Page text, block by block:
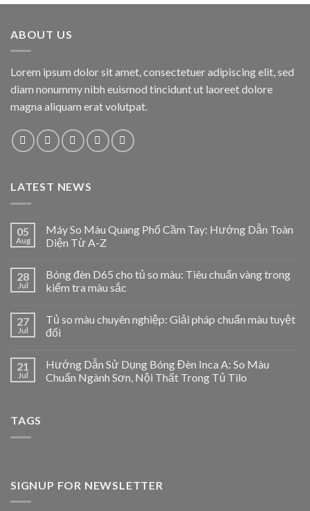
ABOUT US
Lorem ipsum dolor sit amet, consectetuer adipiscing elit, sed
diam nonummy nibh euismod tincidunt ut laoreet dolore
magna aliquam erat volutpat.
LATEST NEWS
05
Aug
Máy So Màu Quang Phổ Cầm Tay: Hướng Dẫn Toàn
Diện Từ A-Z
28
Jul
Bóng đèn D65 cho tủ so màu: Tiêu chuẩn vàng trong
kiểm tra màu sắc
27
Jul
Tủ so màu chuyên nghiệp: Giải pháp chuẩn màu tuyệt
đối
21
Jul
Hướng Dẫn Sử Dụng Bóng Đèn Inca A: So Màu
Chuẩn Ngành Sơn, Nội Thất Trong Tủ Tilo
TAGS
SIGNUP FOR NEWSLETTER